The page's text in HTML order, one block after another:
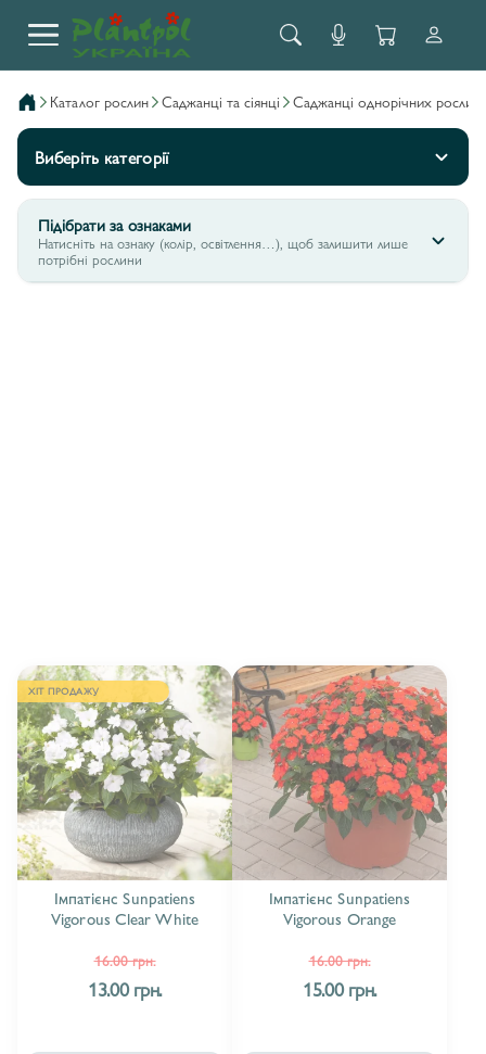
каталог рослин саджанці та сіянці саджанці однорічних рослин
Виберіть категорії
Підібрати за ознаками
Натисніть на ознаку (колір, освітлення…), щоб залишити лише
потрібні рослини
ХІТ ПРОДАЖУ
Імпатієнс Sunpatiens
Vigorous Clear White
16.00 грн.
13.00 грн.
Імпатієнс Sunpatiens
Vigorous Orange
16.00 грн.
15.00 грн.